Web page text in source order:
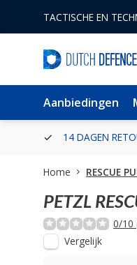
TACTISCHE EN
Aanbiedingen
14 DAGEN
Home RESCUE
PETZL
0/10
Vergelijk